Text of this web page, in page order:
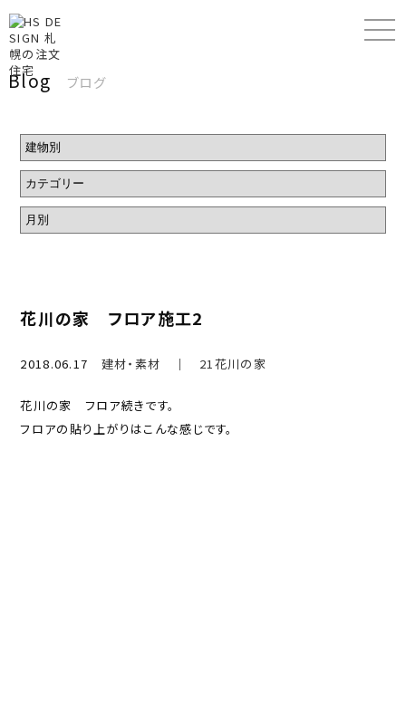
Blog ブログ
花川の家 フロア施工2
2018.06.17 建材・素材 ｜ 21花川の家
花川の家 フロア続きです。
フロアの貼り上がりはこんな感じです。